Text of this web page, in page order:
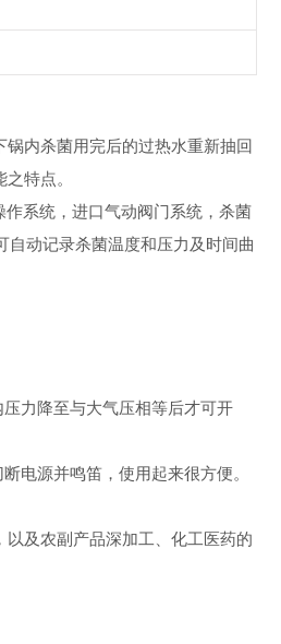
内杀菌用完后的过热水重新抽回
特点。
系统，进口气动阀门系统，杀菌
动记录杀菌温度和压力及时间曲
力降至与大气压相等后才可开
电源并鸣笛，使用起来很方便。
及农副产品深加工、化工医药的